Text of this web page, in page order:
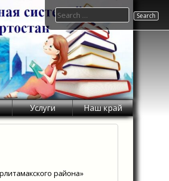
Услуги Наш край
Search
for:
района»